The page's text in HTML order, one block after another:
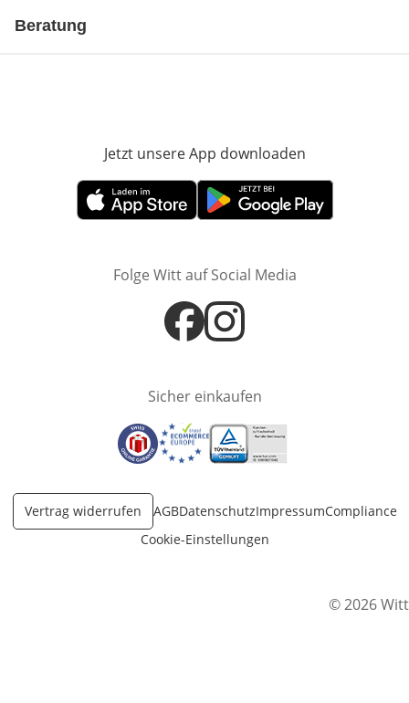
Beratung
Jetzt unsere App downloaden
Öffnet in neuem FensterÖffnet in neuem Fenster
Folge Witt auf Social Media
Öffnet in neuem Fenster
Öffnet in neuem Fenster
Sicher einkaufen
Öffnet in neuem Fenster
Öffnet in neuem Fenster
Öffnet in neuem Fenster
Vertrag widerrufen AGBDatenschutzImpressumCompliance
Cookie-Einstellungen
© 2026 Witt